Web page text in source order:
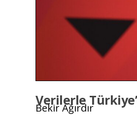
Verilerle
Bekir Ağırdır